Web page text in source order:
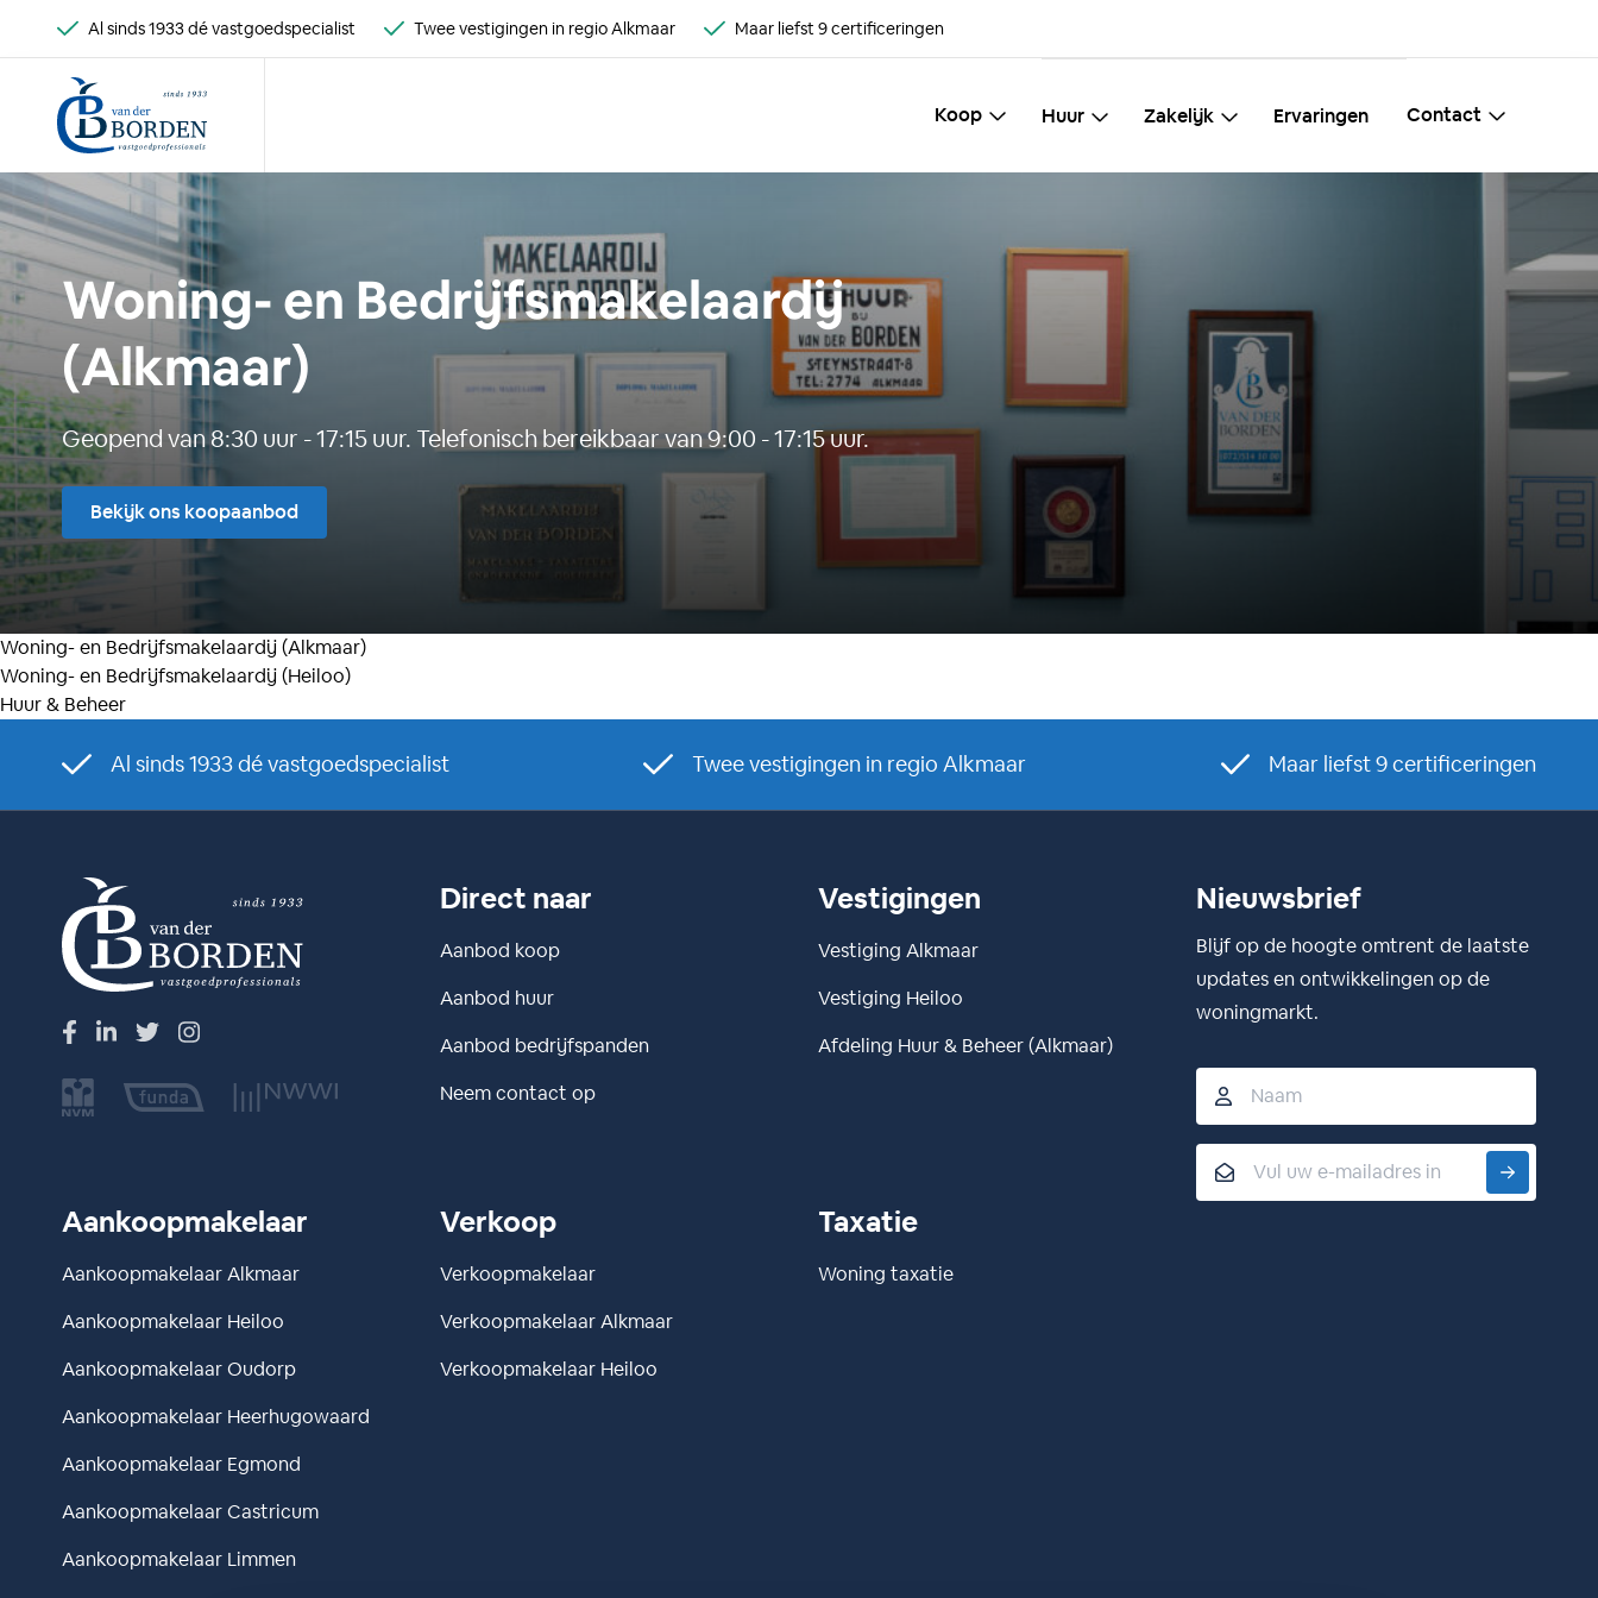
Al sinds 1933 dé vastgoedspecialist Twee vestigingen in regio Alkmaar Maar liefst 9 certificeringen
Koop Huur Zakelijk Ervaringen Contact
Woning- en Bedrijfsmakelaardij
(Alkmaar)
Geopend van 8:30 uur - 17:15 uur. Telefonisch bereikbaar van 9:00 - 17:15 uur.
Bekijk ons koopaanbod
Woning- en Bedrijfsmakelaardij (Alkmaar)
Woning- en Bedrijfsmakelaardij (Heiloo)
Huur & Beheer
Al sinds 1933 dé vastgoedspecialist Twee vestigingen in regio Alkmaar Maar liefst 9 certificeringen
Direct naar
Aanbod koop
Aanbod huur
Aanbod bedrijfspanden
Neem contact op
Vestigingen
Vestiging Alkmaar
Vestiging Heiloo
Afdeling Huur & Beheer (Alkmaar)
Nieuwsbrief
Blijf op de hoogte omtrent de laatste
updates en ontwikkelingen op de
woningmarkt.
Naam
Email
Aankoopmakelaar
Aankoopmakelaar Alkmaar
Aankoopmakelaar Heiloo
Aankoopmakelaar Oudorp
Aankoopmakelaar Heerhugowaard
Aankoopmakelaar Egmond
Aankoopmakelaar Castricum
Aankoopmakelaar Limmen
Verkoop
Verkoopmakelaar
Verkoopmakelaar Alkmaar
Verkoopmakelaar Heiloo
Taxatie
Woning taxatie